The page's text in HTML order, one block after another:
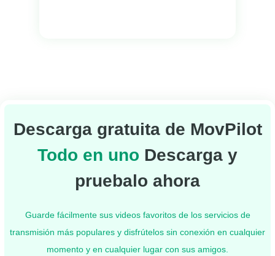
Descarga gratuita de MovPilot
Todo en uno Descarga y
pruebalo ahora
Guarde fácilmente sus videos favoritos de los servicios de
transmisión más populares y disfrútelos sin conexión en cualquier
momento y en cualquier lugar con sus amigos.